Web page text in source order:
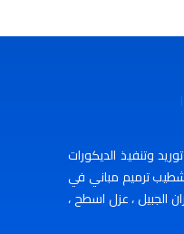
وتنفيذ الديكورات
ترميم مباني في
الجبيل ، عزل اسطح ،